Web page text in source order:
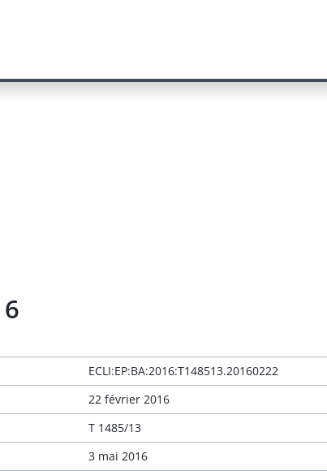
ECLI:EP:BA:2016:T148513.20160222
22 février 2016
T 1485/13
3 mai 2016